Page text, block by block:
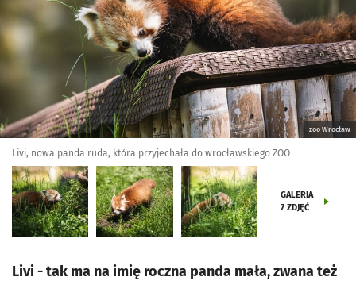
zoo Wrocław
Livi, nowa panda ruda, która przyjechała do wrocławskiego ZOO
GALERIA
7 ZDJĘĆ
Livi - tak ma na imię roczna panda mała, zwana też